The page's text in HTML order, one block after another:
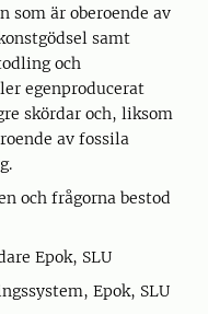
som är oberoende av
samt
och
egenproducerat
skördar och, liksom
av fossila
och frågorna bestod
Epok, SLU
Epok, SLU